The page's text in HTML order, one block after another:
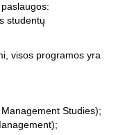
studentų
visos programos yra
Studies);